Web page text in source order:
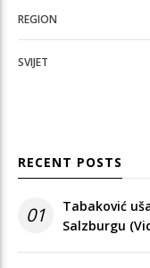
REGION
SVIJET
RECENT POSTS
01
Tabaković
Salzburgu